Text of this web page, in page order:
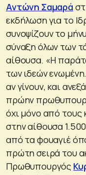
Αντώνη Σαμαρά
εκδήλωση για το
συνοψίζουν το
σύναξη όλων των
αίθουσα. «Η
των ιδεών
αν γίνουν, και
πρώην
όχι μόνο από τους
στην αίθουσα
από τα φουαγιέ
πρώτη σειρά του
Πρωθυπουργός